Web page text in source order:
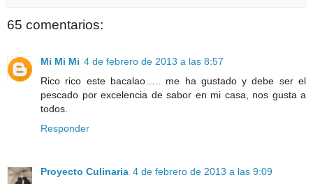
65 comentarios:
Mi Mi Mi 4 de febrero de 2013 a las 8:57
Rico rico este bacalao….. me ha gustado y debe ser el
pescado por excelencia de sabor en mi casa, nos gusta a
todos.
Responder
Proyecto Culinaria 4 de febrero de 2013 a las 9:09